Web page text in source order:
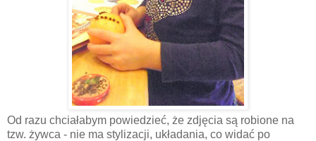
Od razu chciałabym powiedzieć, że zdjęcia są robione na
tzw. żywca - nie ma stylizacji, układania, co widać po